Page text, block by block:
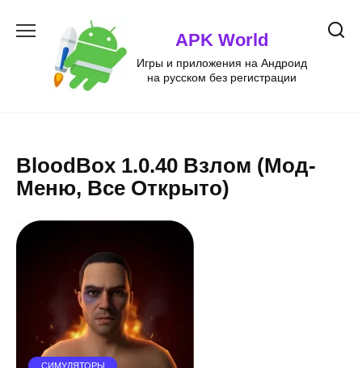
содержанию
APK World
Игры и приложения на Андроид
на русском без регистрации
BloodBox 1.0.40 Взлом (Мод-
Меню, Все Открыто)
СИМУЛЯТОРЫ